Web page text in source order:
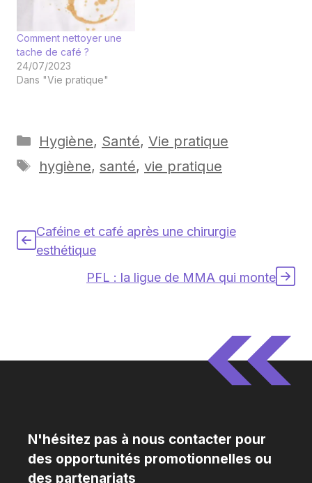
Comment nettoyer une
tache de café ?
24/07/2023
Dans "Vie pratique"
Catégories
Hygiène, Santé, Vie pratique
Étiquettes
hygiène, santé, vie pratique
Caféine et café après une chirurgie
esthétique
PFL : la ligue de MMA qui monte
N'hésitez pas à nous contacter pour
des opportunités promotionnelles ou
des partenariats